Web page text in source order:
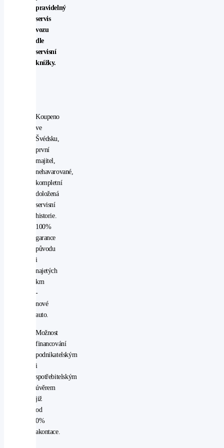
pravidelný
servis
vozu
dle
servisní
knížky.
Koupeno
ve
Švédsku,
první
majitel,
nehavarované,
kompletní
doložená
servisní
historie.
100%
garance
původu
i
najetých
km
-
nové
auto.
Možnost
financování
podnikatelským
i
spotřebitelským
úvěrem
již
od
0%
akontace.